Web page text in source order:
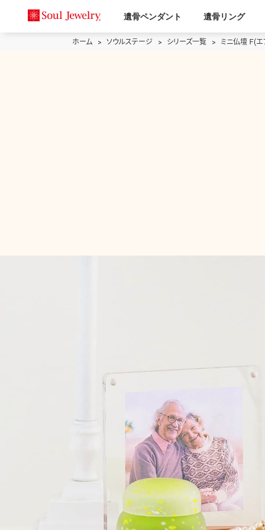
遺骨ペンダント 遺骨リング
ホーム ソウルステージ シリーズ一覧 ミニ仏壇 Ｆ(エ